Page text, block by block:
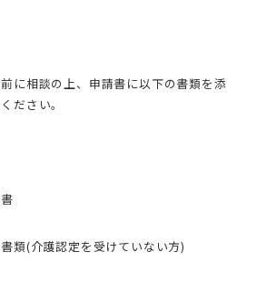
に相談の上、申請書に以下の書類を添
ださい。
類(介護認定を受けていない方)